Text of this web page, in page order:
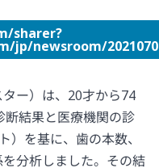
sharer?
20210708/
ー）は、20才から74
結果と医療機関の診
）を基に、歯の本数、
分析しました。その結